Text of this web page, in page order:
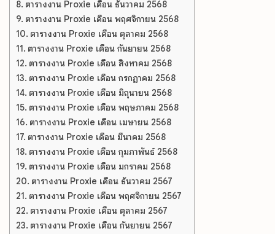
ตารางงาน Proxie เดือน ธันวาคม 2568
ตารางงาน Proxie เดือน พฤศจิกายน 2568
ตารางงาน Proxie เดือน ตุลาคม 2568
ตารางงาน Proxie เดือน กันยายน 2568
ตารางงาน Proxie เดือน สิงหาคม 2568
ตารางงาน Proxie เดือน กรกฏาคม 2568
ตารางงาน Proxie เดือน มิถุนายน 2568
ตารางงาน Proxie เดือน พฤษภาคม 2568
ตารางงาน Proxie เดือน เมษายน 2568
ตารางงาน Proxie เดือน มีนาคม 2568
ตารางงาน Proxie เดือน กุมภาพันธ์ 2568
ตารางงาน Proxie เดือน มกราคม 2568
ตารางงาน Proxie เดือน ธันวาคม 2567
ตารางงาน Proxie เดือน พฤศจิกายน 2567
ตารางงาน Proxie เดือน ตุลาคม 2567
ตารางงาน Proxie เดือน กันยายน 2567